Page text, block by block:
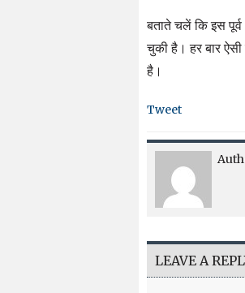
बताते चलें कि इस पूर्व
चुकी है। हर बार
है।
Tweet
LEAVE A